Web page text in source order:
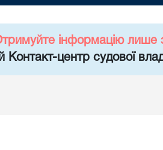
інформацію лише
Контакт-центр судової